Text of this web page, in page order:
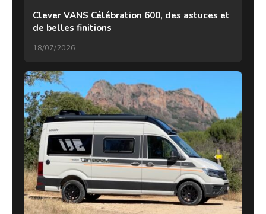
Clever VANS Célébration 600, des astuces et
de belles finitions
18/07/2026